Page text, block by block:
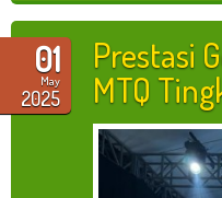
01
May
2025
Prestasi
MTQ